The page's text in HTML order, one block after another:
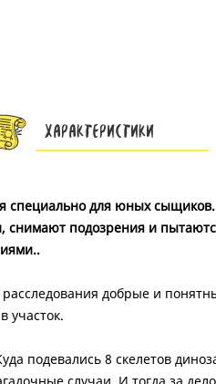
Характеристики
специально для юных
снимают подозрения и
добрые и
участок.
подевались 8 скелетов